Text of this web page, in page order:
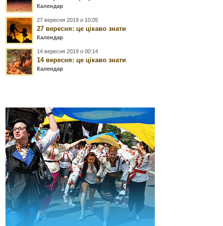
Календар
27 вересня 2019 о 10:05
27 вересня: це цікаво знати
Календар
14 вересня 2019 о 00:14
14 вересня: це цікаво знати
Календар